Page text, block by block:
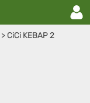
>CiCi KEBAP 2